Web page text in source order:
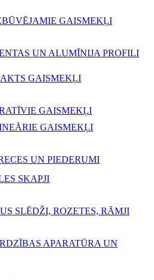
GAISMEKĻI
UN ALUMĪNIJA PROFILI
GAISMEKĻI
GAISMEKĻI
GAISMEKĻI
UN PIEDERUMI
SKAPJI
SLĒDŽI, ROZETES, RĀMJI
APARATŪRA UN